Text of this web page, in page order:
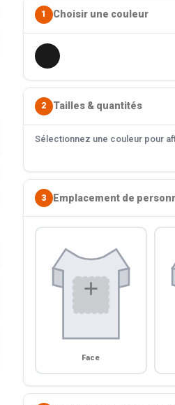
1 Choisir une couleur
2 Tailles & quantités
Sélectionnez une couleur pour
3 Emplacement de
Face